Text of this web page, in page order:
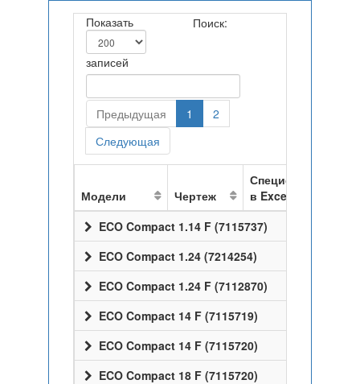
Показать
записей
Поиск:
Предыдущая 1
2
Следующая
Модели Чертеж
Спецификация
в Excel
ECO Compact 1.14 F (7115737)
ECO Compact 1.24 (7214254)
ECO Compact 1.24 F (7112870)
ECO Compact 14 F (7115719)
ECO Compact 14 F (7115720)
ECO Compact 18 F (7115720)